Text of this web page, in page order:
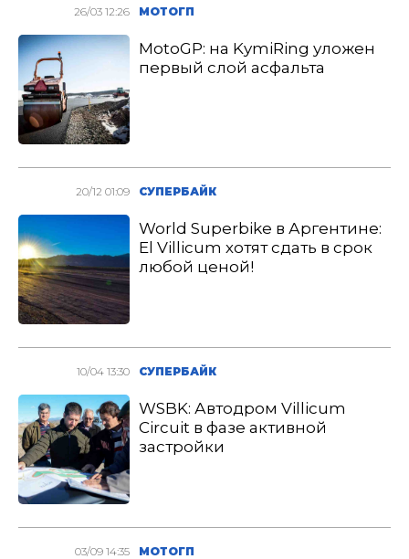
26/03 12:26 МОТОГП
MotoGP: на KymiRing уложен
первый слой асфальта
20/12 01:09 СУПЕРБАЙК
World Superbike в Аргентине:
El Villicum хотят сдать в срок
любой ценой!
10/04 13:30 СУПЕРБАЙК
WSBK: Автодром Villicum
Circuit в фазе активной
застройки
03/09 14:35 МОТОГП